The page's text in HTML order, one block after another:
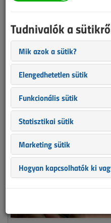
Van más mód ahhoz, hogy
A megvásárolt lapszámot
formában is?
Meddig érvényes a
lapszámhoz?
VL előfizetés
Tudnivalók a
Mik azok a sütik?
Elengedhetetlen sütik
Funkcionális sütik
Statisztikai sütik
Marketing sütik
Hogyan kapcsolhatók ki